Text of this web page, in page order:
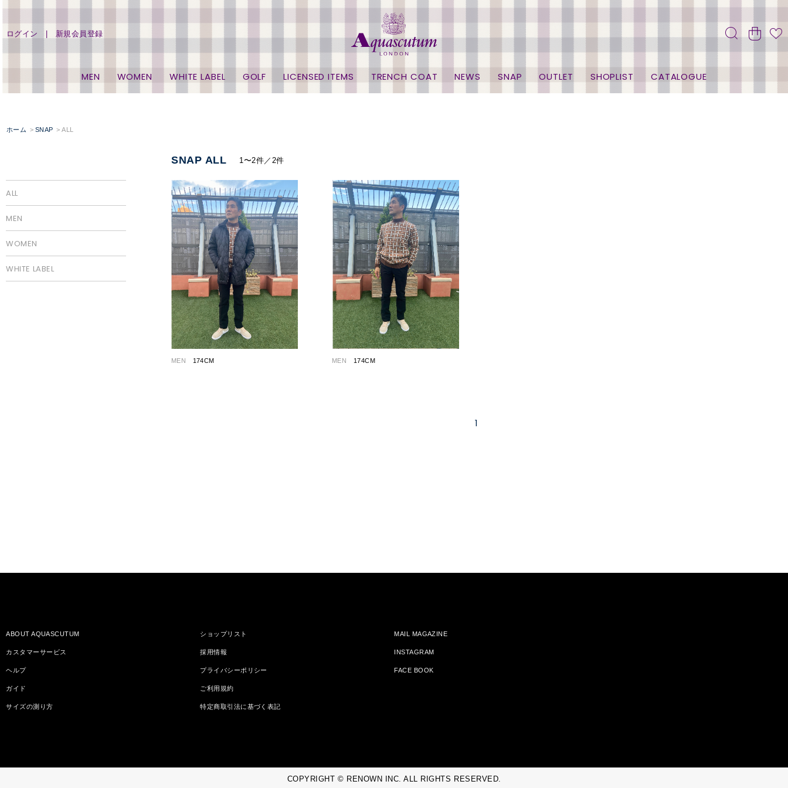
ログイン 新規会員登録
MEN WOMEN WHITE LABEL GOLF LICENSED ITEMS TRENCH COAT NEWS SNAP OUTLET SHOPLIST CATALOGUE
ホーム SNAP ALL
SNAP ALL 1〜2件／2件
ALL
MEN
WOMEN
WHITE LABEL
MEN 174CM MEN 174CM
1
ABOUT AQUASCUTUM
カスタマーサービス
ヘルプ
ガイド
サイズの測り方
ショップリスト
採用情報
プライバシーポリシー
ご利用規約
特定商取引法に基づく表記
MAIL MAGAZINE
INSTAGRAM
FACE BOOK
COPYRIGHT © RENOWN INC. ALL RIGHTS RESERVED.